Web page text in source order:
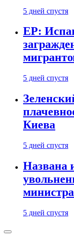
5 дней спустя
EP:
5 дней спустя
Киева
5 дней спустя
Названа
5 дней спустя